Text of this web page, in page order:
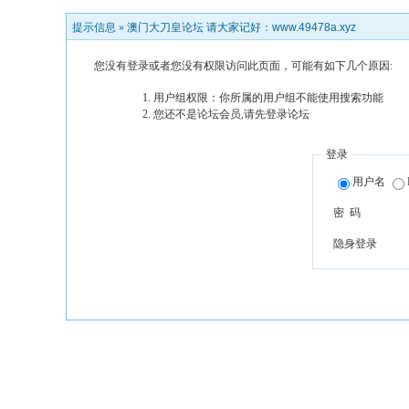
提示信息 » 澳门大刀皇论坛 请大家记好：www.49478a.xyz
您没有登录或者您没有权限访问此页面，可能有如下几个原因:
用户组权限：你所属的用户组不能使用搜索功能
您还不是论坛会员,请先登录论坛
登录
用户名
密 码
隐身登录